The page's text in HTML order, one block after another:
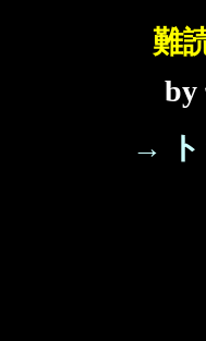
難
by
→ ト